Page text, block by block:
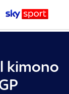
kimono